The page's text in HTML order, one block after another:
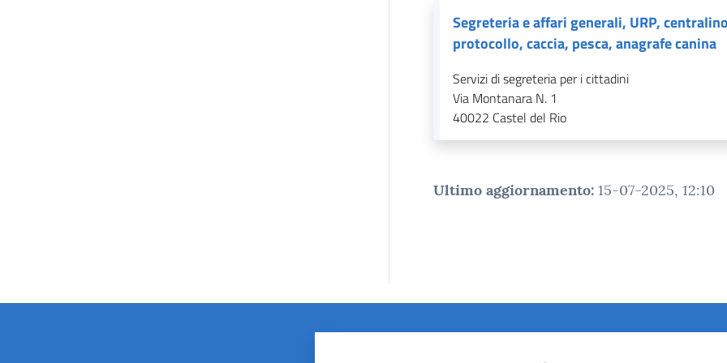
Segreteria e affari generali, URP,
protocollo, caccia, pesca, anagrafe canina
Servizi di segreteria per i cittadini
Via Montanara N. 1
40022 Castel del Rio
Ultimo aggiornamento: 15-07-2025, 12:10